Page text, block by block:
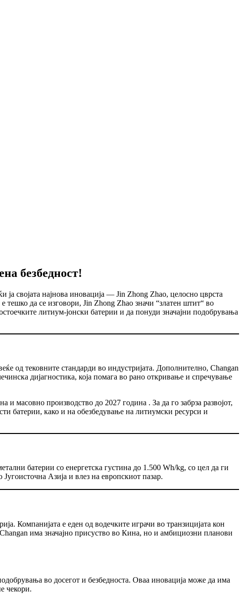
безбедност!
ја својата најнова иновација — Jin Zhong Zhao, целосно цврста
тешко да се изговори, Jin Zhong Zhao значи “златен штит“ во
литиум-јонски батерии и да понуди значајни подобрувања
од тековните стандарди во индустријата. Дополнително, Changan
дијагностика, која помага во рано откривање и спречување
масовно производство до 2027 година . За да го забрза развојот,
батерии, како и на обезбедување на литиумски ресурси и
батерии со енергетска густина до 1.500 Wh/kg, со цел да ги
Азија и влез на европскиот пазар.
Компанијата е еден од водечките играчи во транзицијата кон
има значајно присуство во Кина, но и амбициозни планови
во досегот и безбедноста. Оваа иновација може да има
чекори.